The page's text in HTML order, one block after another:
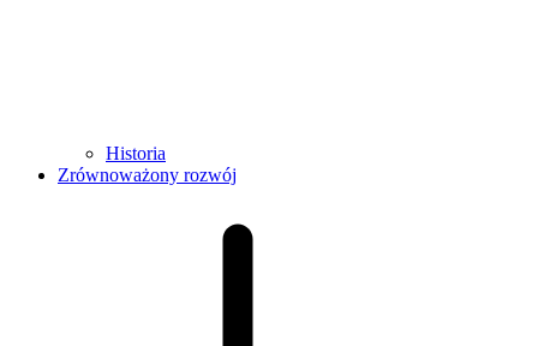
Historia
Zrównoważony rozwój